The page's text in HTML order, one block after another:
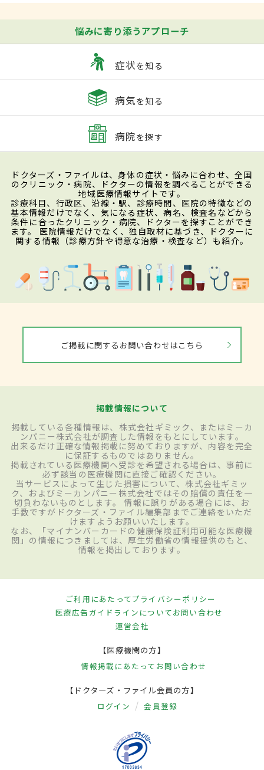
悩みに寄り添うアプローチ
症状を知る
病気を知る
病院を探す
ドクターズ・ファイルは、身体の症状・悩みに合わせ、全国
のクリニック・病院、ドクターの情報を調べることができる
地域医療情報サイトです。
診療科目、行政区、沿線・駅、診療時間、医院の特徴などの
基本情報だけでなく、気になる症状、病名、検査名などから
条件に合ったクリニック・病院、ドクターを探すことができ
ます。 医院情報だけでなく、独自取材に基づき、ドクターに
関する情報（診療方針や得意な治療・検査など）も紹介。
ご掲載に関するお問い合わせはこちら
掲載情報について
掲載している各種情報は、株式会社ギミック、またはミーカ
ンパニー株式会社が調査した情報をもとにしています。
出来るだけ正確な情報掲載に努めておりますが、内容を完全
に保証するものではありません。
掲載されている医療機関へ受診を希望される場合は、事前に
必ず該当の医療機関に直接ご確認ください。
当サービスによって生じた損害について、株式会社ギミッ
ク、およびミーカンパニー株式会社ではその賠償の責任を一
切負わないものとします。 情報に誤りがある場合には、お
手数ですがドクターズ・ファイル編集部までご連絡をいただ
けますようお願いいたします。
なお、「マイナンバーカードの健康保険証利用可能な医療機
関」の情報につきましては、厚生労働省の情報提供のもと、
情報を掲出しております。
ご利用にあたってプライバシーポリシー
医療広告ガイドラインについてお問い合わせ
運営会社
【医療機関の方】
情報掲載にあたって お問い合わせ
【ドクターズ・ファイル会員の方】
ログイン 会員登録